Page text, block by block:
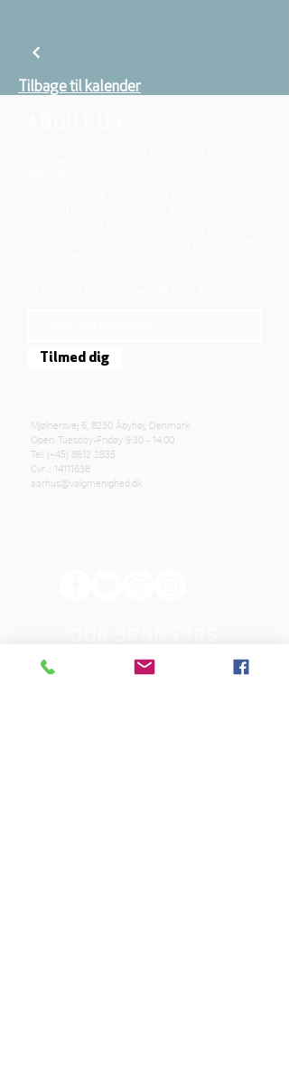
Tilbage til kalender
Tilmed dig
Mjølnersvej 6, 8230 Åbyhøj, Denmark
Open: Tuesday-Friday 9:30 - 14:00
Tel: (+45) 8612 2835
Cvr .: 14111638
aarhus@valgmenighed.dk